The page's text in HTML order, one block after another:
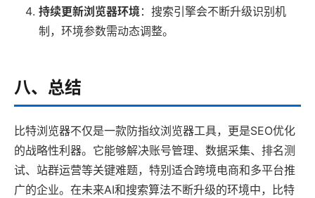
持续更新浏览器环境：搜索引擎会不断升级识别机
制，环境参数需动态调整。
八、总结
比特浏览器不仅是一款防指纹浏览器工具，更是SEO优化
的战略性利器。它能够解决账号管理、数据采集、排名测
试、站群运营等关键难题，特别适合跨境电商和多平台推
广的企业。在未来AI和搜索算法不断升级的环境中，比特